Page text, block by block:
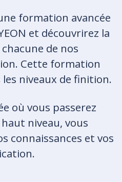
formation avancée
et découvrirez la
de nos
Cette formation
niveaux de finition.
où vous passerez
niveau, vous
connaissances et vos